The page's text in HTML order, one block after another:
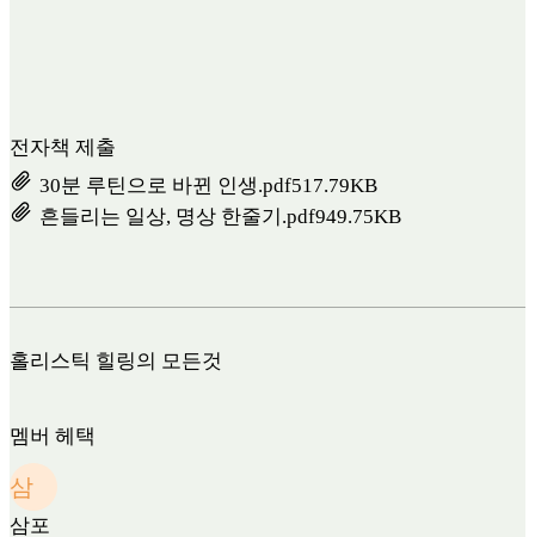
전자책 제출
30분 루틴으로 바뀐 인생.pdf517.79KB
흔들리는 일상, 명상 한줄기.pdf949.75KB
홀리스틱 힐링의 모든것
멤버 헤택
삼
삼포